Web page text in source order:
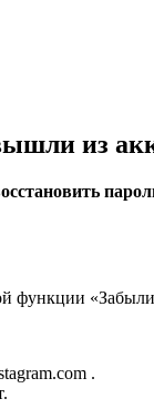
из
функции
.